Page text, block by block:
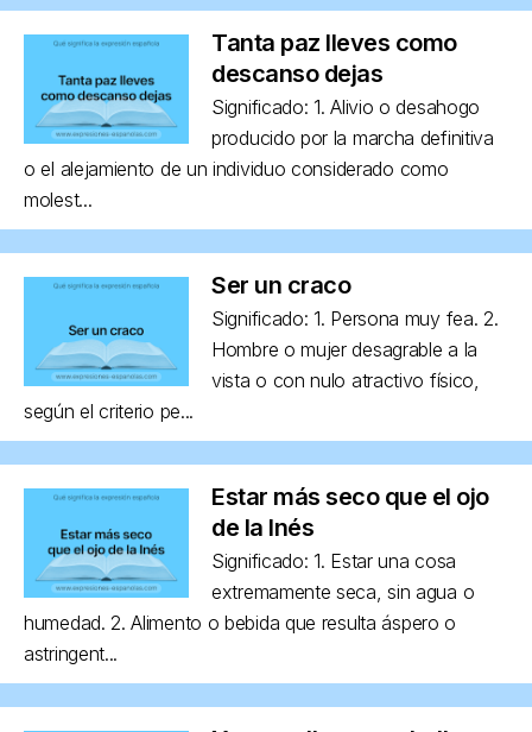
Tanta paz lleves como
descanso dejas
Significado: 1. Alivio o desahogo
producido por la marcha definitiva
o el alejamiento de un individuo considerado como
molest...
Ser un craco
Significado: 1. Persona muy fea. 2.
Hombre o mujer desagrable a la
vista o con nulo atractivo físico,
según el criterio pe...
Estar más seco que el ojo
de la Inés
Significado: 1. Estar una cosa
extremamente seca, sin agua o
humedad. 2. Alimento o bebida que resulta áspero o
astringent...